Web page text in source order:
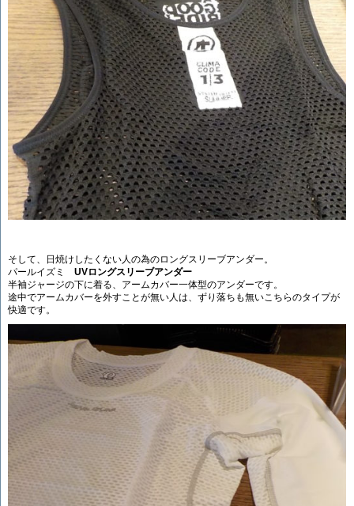
そして、日焼けしたくない人の為のロングスリーブアンダー。
パールイズミ UVロングスリーブアンダー
半袖ジャージの下に着る、アームカバー一体型のアンダーです。
途中でアームカバーを外すことが無い人は、ずり落ちも無いこちらのタイプが
快適です。